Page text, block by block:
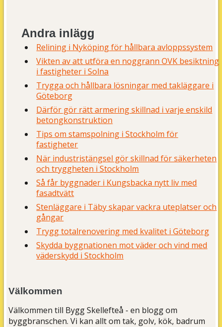
Andra inlägg
Relining i Nyköping för hållbara avloppssystem
Vikten av att utföra en noggrann OVK besiktning
i fastigheter i Solna
Trygga och hållbara lösningar med takläggare i
Göteborg
Därför gör rätt armering skillnad i varje enskild
betongkonstruktion
Tips om stamspolning i Stockholm för
fastigheter
När industristängsel gör skillnad för säkerheten
och tryggheten i Stockholm
Så får byggnader i Kungsbacka nytt liv med
fasadtvätt
Stenläggare i Täby skapar vackra uteplatser och
gångar
Trygg totalrenovering med kvalitet i Göteborg
Skydda byggnationen mot väder och vind med
väderskydd i Stockholm
Välkommen
Välkommen till Bygg Skellefteå - en blogg om
byggbranschen. Vi kan allt om tak, golv, kök, badrum